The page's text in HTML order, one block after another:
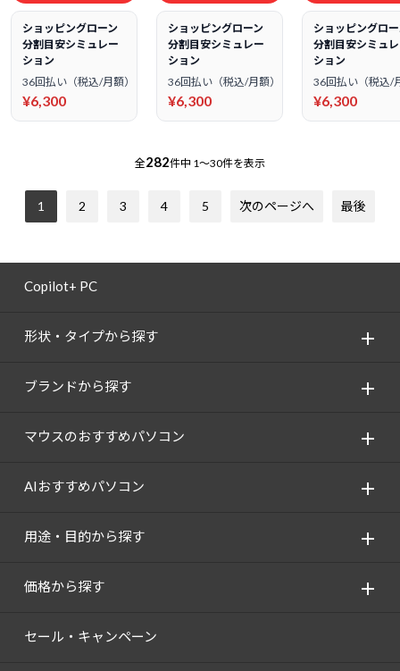
ショッピングローン
分割目安シミュレー
ション
36回払い（税込/月額）
¥6,300
ショッピングローン
分割目安シミュレー
ション
36回払い（税込/月額）
¥6,300
ショッピングロ
分割目安シミュ
ション
36回払い（税込/
¥6,300
全282件中 1～30件を表示
1 2 3 4 5 次のページへ 最後
Copilot+ PC
形状・タイプから探す
ブランドから探す
マウスのおすすめパソコン
AIおすすめパソコン
用途・目的から探す
価格から探す
セール・キャンペーン